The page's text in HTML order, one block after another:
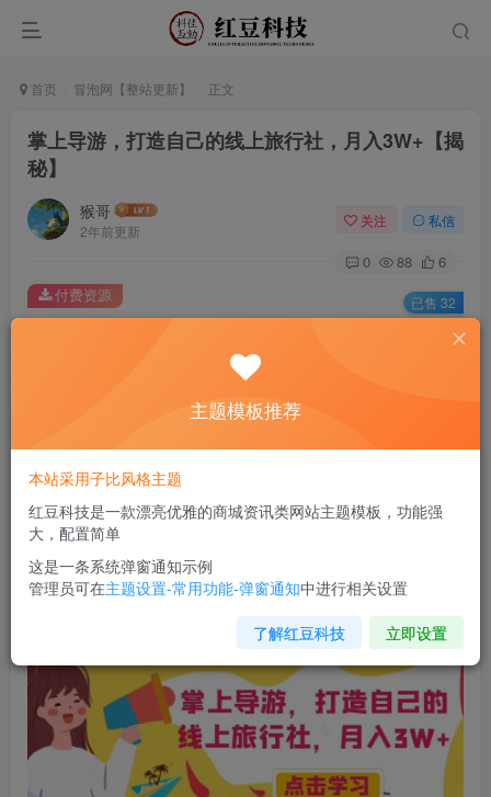
首页 冒泡网【整站更新】 正文
掌上导游，打造自己的线上旅行社，月入3W+【揭
秘】
猴哥
2年前更新
关注 私信
0 88 6
此内容为付费资源，请付费后查看
￥9.9
您当前未登录！建议登陆后购买，可保存购买订单
付费资源 已售 32
掌上导游，打造自己的线上旅行社，月入3W+【揭秘】
主题模板推荐
本站采用子比风格主题
红豆科技是一款漂亮优雅的商城资讯类网站主题模板，功能强
大，配置简单
这是一条系统弹窗通知示例
管理员可在主题设置-常用功能-弹窗通知中进行相关设置
了解红豆科技 立即设置